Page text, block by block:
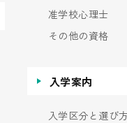
准学校心理士
その他の資格
入学案内
入学区分と選び方